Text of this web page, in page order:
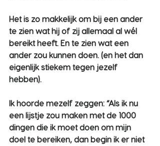
Het is zo makkelijk om bij een ander
te zien wat hij of zij allemaal al wél
bereikt heeft. En te zien wat een
ander zou kunnen doen. (en het dan
eigenlijk stiekem tegen jezelf
hebben).
Ik hoorde mezelf zeggen: “Als ik nu
een lijstje zou maken met de 1000
dingen die ik moet doen om mijn
doel te bereiken, dan begin ik er niet